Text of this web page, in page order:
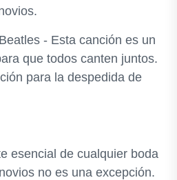
- Esta canción es un
que todos canten juntos.
para la despedida de
esencial de cualquier boda
no es una excepción.